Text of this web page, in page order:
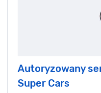
Autoryzowany
Super Cars